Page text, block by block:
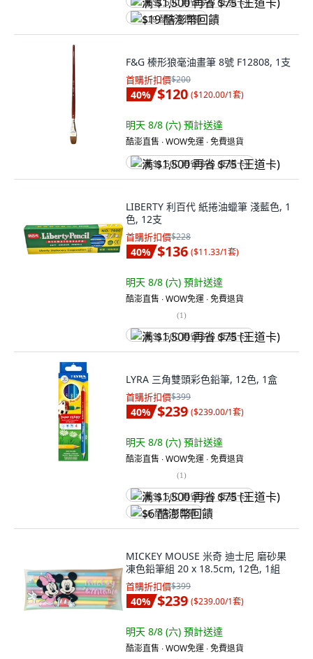
满 $1,500 再省 $75 (王道卡)
$19 酷澎幣回饋
F&G 榛形狼毫油畫筆 8號 F12808, 1支
首購折扣價$200
40% $120 ($120.00/1套)
明天 8/8 (六) 預計送達
酷澎直售 ∙ WOW免運 ∙ 免費退貨
满 $1,500 再省 $75 (王道卡)
LIBERTY 利百代 紙捲油蠟筆 淺藍色, 1
色, 12支
首購折扣價$228
40% $136 ($11.33/1套)
明天 8/8 (六) 預計送達
酷澎直售 ∙ WOW免運 ∙ 免費退貨
(1)
满 $1,500 再省 $75 (王道卡)
LYRA 三角雙頭彩色鉛筆, 12色, 1盒
首購折扣價$399
40% $239 ($239.00/1套)
明天 8/8 (六) 預計送達
酷澎直售 ∙ WOW免運 ∙ 免費退貨
(1)
满 $1,500 再省 $75 (王道卡)
$6 酷澎幣回饋
MICKEY MOUSE 米奇 迪士尼 磨砂果
凍色鉛筆組 20 x 18.5cm, 12色, 1組
首購折扣價$399
40% $239 ($239.00/1套)
明天 8/8 (六) 預計送達
酷澎直售 ∙ WOW免運 ∙ 免費退貨